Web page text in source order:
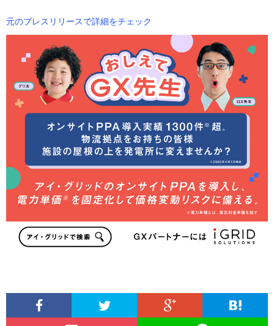
元のプレスリリースで詳細をチェック